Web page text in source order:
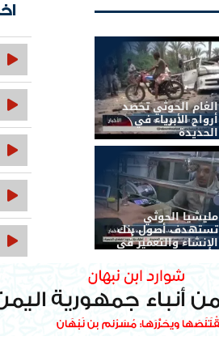
الغام الحوثي تحصد
أرواح الأبرياء في
الحديدة
مليشيا الحوثي
تستهدف أصول بنك
الإنشاء والتعمير في
صنعاء
المخا